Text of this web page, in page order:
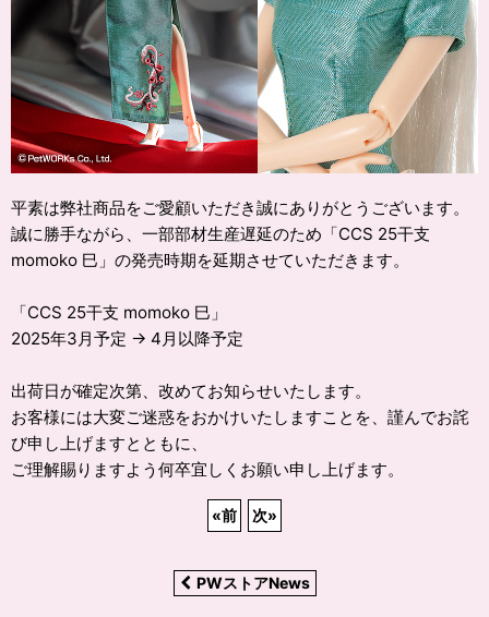
平素は弊社商品をご愛顧いただき誠にありがとうございます。
誠に勝手ながら、一部部材生産遅延のため「CCS 25干支
momoko 巳」の発売時期を延期させていただきます。
「CCS 25干支 momoko 巳」
2025年3月予定 → 4月以降予定
出荷日が確定次第、改めてお知らせいたします。
お客様には大変ご迷惑をおかけいたしますことを、謹んでお詫
び申し上げますとともに、
ご理解賜りますよう何卒宜しくお願い申し上げます。
«前 次»
PWストアNews